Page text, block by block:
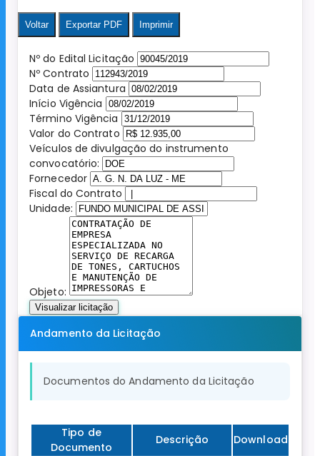
Voltar Exportar PDF Imprimir
Nº do Edital Licitação
Nº Contrato
Data de Assiantura
Início Vigência
Término Vigência
Valor do Contrato
Veículos de divulgação do instrumento
convocatório:
Fornecedor
Fiscal do Contrato
Unidade:
Objeto:
Visualizar licitação
Andamento da Licitação
Documentos do Andamento da Licitação
Tipo de
Documento
Descrição
Download